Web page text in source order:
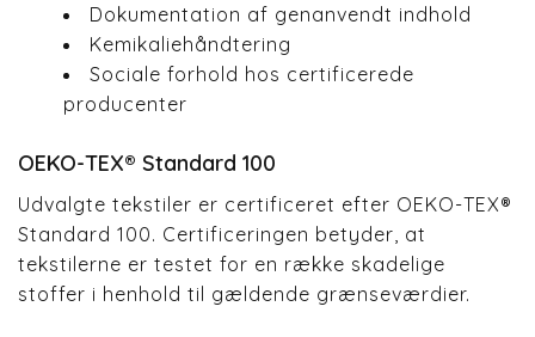
Dokumentation af genanvendt indhold
Kemikaliehåndtering
Sociale forhold hos certificerede
producenter
OEKO-TEX® Standard 100
Udvalgte tekstiler er certificeret efter OEKO-TEX®
Standard 100. Certificeringen betyder, at
tekstilerne er testet for en række skadelige
stoffer i henhold til gældende grænseværdier.